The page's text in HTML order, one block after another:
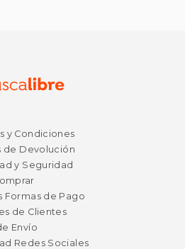
y Condiciones
de Devolución
y Seguridad
Formas de Pago
de Clientes
Envío
Redes Sociales